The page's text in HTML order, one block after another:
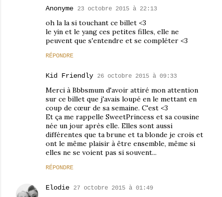
Anonyme 23 octobre 2015 à 22:13
oh la la si touchant ce billet <3
le yin et le yang ces petites filles, elle ne
peuvent que s'entendre et se compléter <3
RÉPONDRE
Kid Friendly 26 octobre 2015 à 09:33
Merci à Bbbsmum d'avoir attiré mon attention
sur ce billet que j'avais loupé en le mettant en
coup de cœur de sa semaine. C'est <3
Et ça me rappelle SweetPrincess et sa cousine
née un jour après elle. Elles sont aussi
différentes que ta brune et ta blonde je crois et
ont le même plaisir à être ensemble, même si
elles ne se voient pas si souvent...
RÉPONDRE
Elodie 27 octobre 2015 à 01:49